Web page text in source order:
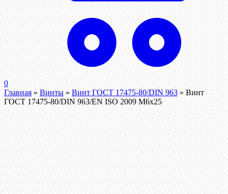
0
Главная » Винты » Винт ГОСТ 17475-80/DIN 963 » Винт
ГОСТ 17475-80/DIN 963/EN ISO 2009 М6х25